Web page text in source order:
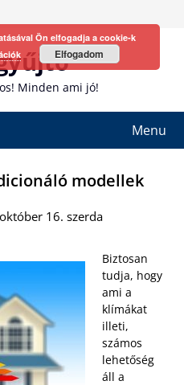
Minden ami jó!
Menu
modellek
16. szerda
Biztosan
tudja, hogy
ami a
klímákat
illeti,
számos
lehetőség
áll a
Ön elfogadja a cookie-k
Elfogadom